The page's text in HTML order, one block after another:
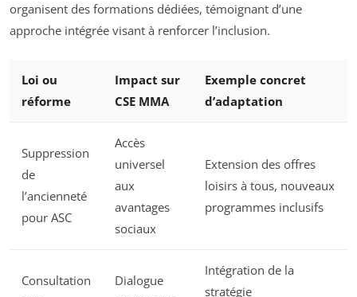
organisent des formations dédiées, témoignant d’une
approche intégrée visant à renforcer l’inclusion.
Loi ou
réforme
Impact sur
CSE MMA
Exemple concret
d’adaptation
Suppression
de
l’ancienneté
pour ASC
Accès
universel
aux
avantages
sociaux
Extension des offres
loisirs à tous, nouveaux
programmes inclusifs
Consultation
Dialogue
Intégration de la
stratégie